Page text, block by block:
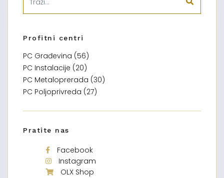
Profitni centri
PC Građevina (56)
PC Instalacije (20)
PC Metaloprerada (30)
PC Poljoprivreda (27)
Pratite nas
Facebook
Instagram
OLX Shop